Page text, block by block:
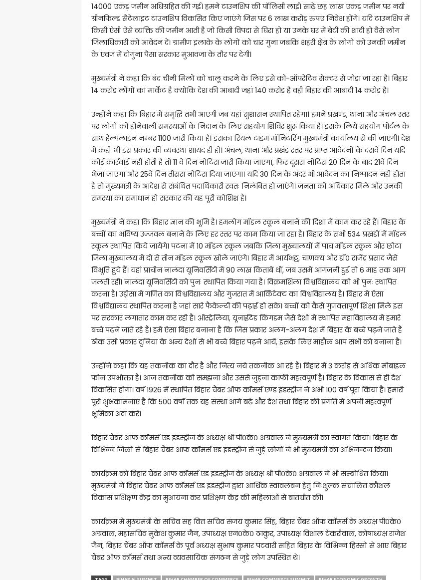
14000 एकड़ जमीन अधिग्रहित की गई। हमने टाउनशिप की पॉलिसी लाई। साढ़े छह लाख एकड़ जमीन पर नयी
ग्रीनफिल्ड सैटेलाइट टाउनशिप विकसित किए जाएंगे जिस पर 6 लाख करोड़ रुपए निवेश होंगे। यदि टाउनशिप में
किसी ऐसी ऐसे व्यक्ति की जमीन आती है जो किसी विपदा से घिरा हो या उनके घर में बेटी की शादी हो वैसे लोग
जिलाधिकारी को आवेदन दें। ग्रामीण इलाके के लोगों को चार गुना जबकि शहरी क्षेत्र के लोगों को उनकी जमीन
के एवज में दोगुना पैसा सरकार मुआवजा के तौर पर देगी।
मुख्यमंत्री ने कहा कि बंद चीनी मिलों को चालू करने के लिए इसे को-ऑपरेटिव सेक्टर से जोड़ा जा रहा है। बिहार
14 करोड लोगों का मार्केट है क्योंकि देश की आबादी जहां 140 करोड़ है वही बिहार की आबादी 14 करोड़ है।
उन्होंने कहा कि बिहार में समृद्धि तभी आएगी जब यहां सुशासन स्थापित रहेगा। हमने प्रखण्ड, थाना और अंचल स्तर
पर लोगों को होनेवाली समस्याओं के निदान के लिए सहयोग शिविर शुरू किया है। इसके लिये सहयोग पोर्टल के
साथ हेल्पलाइन नम्बर 1100 जारी किया है। इसका रियल टाइम मॉनिटरिंग मुख्यमंत्री कार्यालय से की जाएगी। देश
में कहीं भी इस प्रकार की व्यवस्था शायद ही हो। अंचल, थाना और प्रखंड स्तर पर प्राप्त आवेदनों के दसवें दिन यदि
कोई कार्रवाई नहीं होती है तो 11 वें दिन नोटिस जारी किया जाएगा, फिर दूसरा नोटिस 20 दिन के बाद 21वें दिन
भेजा जाएगा और 25वें दिन तीसरा नोटिस दिया जाएगा। यदि 30 दिन के अंदर भी आवेदन का निष्पादन नहीं होता
है तो मुख्यमंत्री के आदेश से संबंधित पदाधिकारी स्वतः निलंबित हो जाएंगे। जनता को अधिकार मिले और उनकी
समस्या का समाधान हो सरकार की यह पूरी कोशिश है।
मुख्यमंत्री ने कहा कि बिहार ज्ञान की भूमि है। हमलोग मॉडल स्कूल बनाने की दिशा में काम कर रहे हैं। बिहार के
बच्चों का भविष्य उज्जवल बनाने के लिए हर स्तर पर काम किया जा रहा है। बिहार के सभी 534 प्रखंडों में मॉडल
स्कूल स्थापित किये जायेंगे। पटना में 10 मॉडल स्कूल जबकि जिला मुख्यालयों में पांच मॉडल स्कूल और छोटा
जिला मुख्यालय में दो से तीन मॉडल स्कूल खोले जाएंगे। बिहार में आर्यभट्ट, चाणक्य और डॉ० राजेंद्र प्रसाद जैसे
विभूति हुये हैं। यहां प्राचीन नालंदा यूनिवर्सिटी में 90 लाख किताबें थीं, जब उसमें आगजनी हुई तो 6 माह तक आग
जलती रही। नालंदा यूनिवर्सिटी को पुनः स्थापित किया गया है। विक्रमशिला विश्वविद्यालय को भी पुनः स्थापित
करना है। उड़ीसा में गणित का विश्वविद्यालय और गुजरात में आर्किटेक्ट का विश्वविद्यालय है। बिहार में ऐसा
विश्वविद्यालय स्थापित करना है जहां सारे फैकेल्टी की पढ़ाई हो सके। बच्चों को कैसे गुणवत्तापूर्ण शिक्षा मिले इस
पर सरकार लगातार काम कर रही है। ऑस्ट्रेलिया, यूनाईटेड किंगडम जैसे देशों में स्थापित महाविद्यालय में हमारे
बच्चे पढ़ने जाते रहे हैं। हमें ऐसा बिहार बनाना है कि जिस प्रकार अलग-अलग देश में बिहार के बच्चे पढ़ने जाते हैं
ठीक उसी प्रकार दुनिया के अन्य देशों से भी बच्चे बिहार पढ़ने आयें, इसके लिए माहौल आप सभी को बनाना है।
उन्होंने कहा कि यह तकनीक का दौर है और नित्य नये तकनीक आ रहे हैं। बिहार में 3 करोड़ से अधिक मोबाइल
फोन उपभोक्ता हैं। आज तकनीक को समझना और उससे जुड़ना काफी महत्वपूर्ण है। बिहार के विकास से ही देश
विकसित होगा। वर्ष 1926 में स्थापित बिहार चैंबर ऑफ कॉमर्स एण्ड इंडस्ट्रीज ने अभी 100 वर्ष पूरा किया है। हमारी
पूरी शुभकामनाएं है कि 500 वर्षों तक यह संस्था आगे बढ़े और देश तथा बिहार की प्रगति में अपनी महत्वपूर्ण
भूमिका अदा करे।
बिहार चैंबर आफ कॉमर्स एंड इंडस्ट्रीज के अध्यक्ष श्री पी०के० अग्रवाल ने मुख्यमंत्री का स्वागत किया। बिहार के
विभिन्न जिलों से बिहार चैंबर आफ कॉमर्स एंड इंडस्ट्रीज से जुड़े लोगों ने भी मुख्यमंत्री का अभिनन्दन किया।
कार्यक्रम को बिहार चैंबर आफ कॉमर्स एंड इंडस्ट्रीज के अध्यक्ष श्री पी०के० अग्रवाल ने भी सम्बोधित किया।
मुख्यमंत्री ने बिहार चैंबर आफ कॉमर्स एंड इंडस्ट्रीज द्वारा आर्थिक स्वावलंबन हेतु निःशुल्क संचालित कौशल
विकास प्रशिक्षण केंद्र का मुआयना कर प्रशिक्षण केंद्र की महिलाओं से बातचीत की।
कार्यक्रम में मुख्यमंत्री के सचिव सह वित्त सचिव संजय कुमार सिंह, बिहार चैंबर ऑफ कॉमर्स के अध्यक्ष पी०के०
अग्रवाल, महासचिव मुकेश कुमार जैन, उपाध्यक्ष एन०के० ठाकुर, उपाध्यक्ष विशाल टेकरीवाल, कोषाध्यक्ष राजेश
जैन, बिहार चैंबर ऑफ कॉमर्स के पूर्व अध्यक्ष सुभाष कुमार पटवारी सहित बिहार के विभिन्न हिस्सों से आए बिहार
चैंबर ऑफ कॉमर्स तथा अन्य व्यवसायिक संगठन से जुड़े लोग उपस्थित थे।